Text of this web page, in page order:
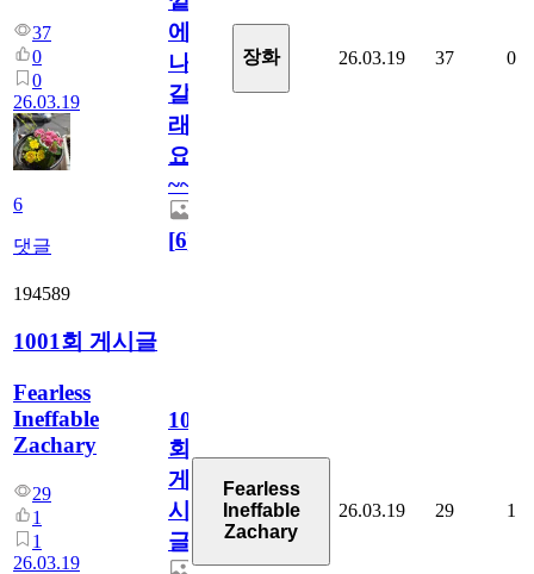
37
0
0
26.03.19
6
댓글
에
나
갈
래
요
~~
[6]
장화 26.03.19 37 0
194589
1001회 게시글
Fearless
Ineffable
Zachary
29
1
1
26.03.19
1001
회
게
시
글
Fearless
Ineffable
Zachary
26.03.19 29 1